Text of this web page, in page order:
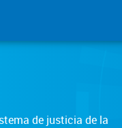
de justicia de la